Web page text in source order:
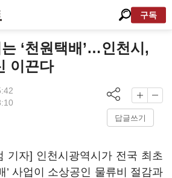
구독
‘천원택배’…인천시,
이끈다
답글쓰기
기자] 인천시광역시가 전국 최초
’ 사업이 소상공인 물류비 절감과